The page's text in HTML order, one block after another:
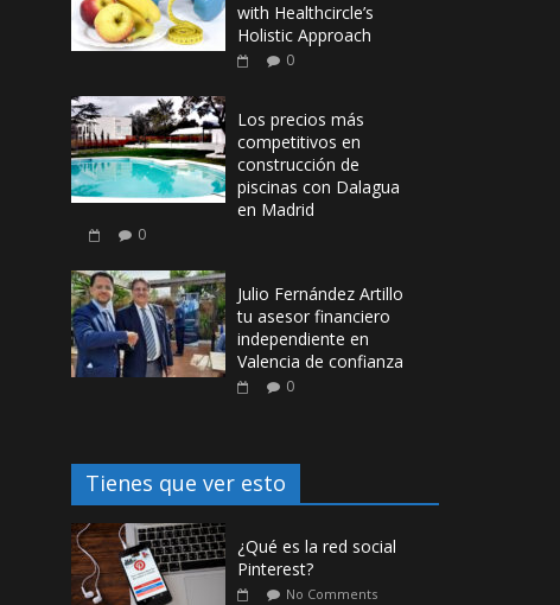
with Healthcircle’s
Holistic Approach
0
Los precios más
competitivos en
construcción de
piscinas con Dalagua
en Madrid
0
Julio Fernández Artillo
tu asesor financiero
independiente en
Valencia de confianza
0
Tienes que ver esto
¿Qué es la red social
Pinterest?
No Comments